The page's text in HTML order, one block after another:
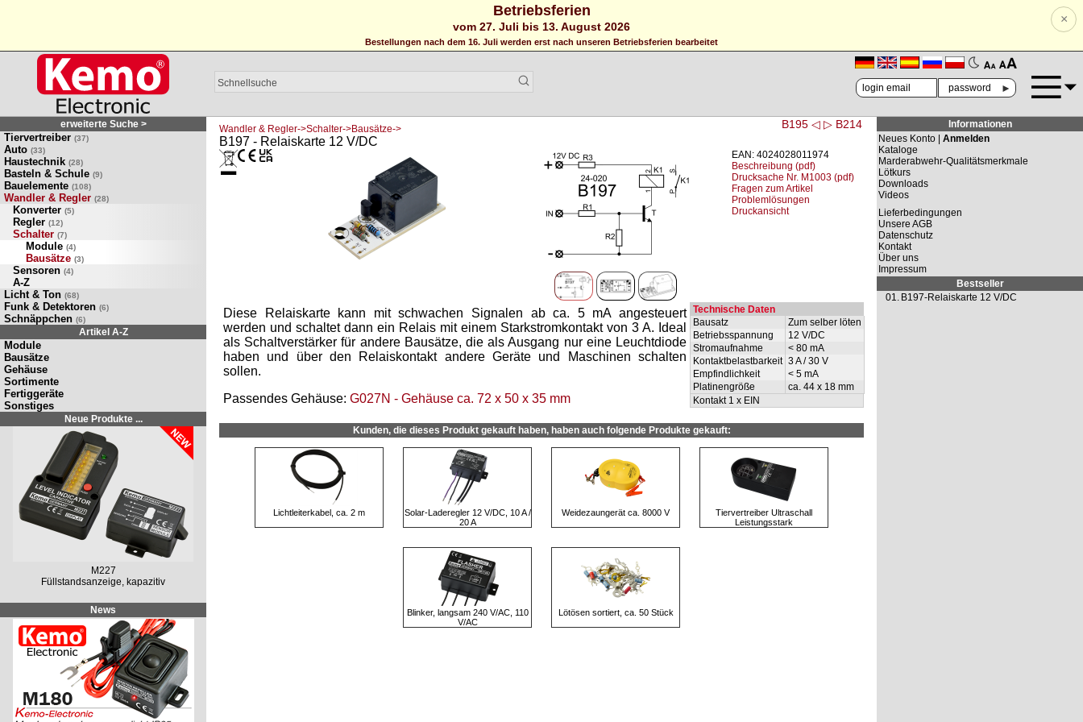
Betriebsferien
vom 27. Juli bis 13. August 2026
Bestellungen nach dem 16. Juli werden erst nach unseren Betriebsferien bearbeitet
×
🗛 🗚
►
erweiterte Suche >
Tiervertreiber (37)
Auto (33)
Haustechnik (28)
Basteln & Schule (9)
Bauelemente (108)
Wandler & Regler (28)
Konverter (5)
Regler (12)
Schalter (7)
Module (4)
Bausätze (3)
Sensoren (4)
A-Z
Licht & Ton (68)
Funk & Detektoren (6)
Schnäppchen (6)
Artikel A-Z
Module
Bausätze
Gehäuse
Sortimente
Fertiggeräte
Sonstiges
Neue Produkte ...
M227
Füllstandsanzeige, kapazitiv
News
B195 ◁ ▷ B214
Wandler & Regler->Schalter->Bausätze->
B197 - Relaiskarte 12 V/DC
EAN: 4024028011974
Beschreibung (pdf)
Drucksache Nr. M1003 (pdf)
Fragen zum Artikel
Problemlösungen
Druckansicht
Technische Daten
Bausatz
Zum selber löten
Betriebsspannung
12 V/DC
Stromaufnahme
< 80 mA
Kontaktbelastbarkeit 3 A / 30 V
Kontakt 1 x EIN
Empfindlichkeit
< 5 mA
Platinengröße
ca. 44 x 18 mm
Diese Relaiskarte kann mit schwachen Signalen ab ca. 5 mA angesteuert
werden und schaltet dann ein Relais mit einem Starkstromkontakt von 3 A. Ideal
als Schaltverstärker für andere Bausätze, die als Ausgang nur eine Leuchtdiode
haben und über den Relaiskontakt andere Geräte und Maschinen schalten
sollen.
Passendes Gehäuse: G027N - Gehäuse ca. 72 x 50 x 35 mm
Kunden, die dieses Produkt gekauft haben, haben auch folgende Produkte gekauft:
Lichtleiterkabel, ca. 2 m
Solar-Laderegler 12 V/DC, 10 A /
20 A
Weidezaungerät ca. 8000 V
Tiervertreiber Ultraschall
Leistungsstark
Blinker, langsam 240 V/AC, 110
V/AC
Lötösen sortiert, ca. 50 Stück
Informationen
Neues Konto | Anmelden
Kataloge
Marderabwehr-Qualitätsmerkmale
Lötkurs
Downloads
Videos
Lieferbedingungen
Unsere AGB
Datenschutz
Kontakt
Über uns
Impressum
Bestseller
01. B197-Relaiskarte 12 V/DC